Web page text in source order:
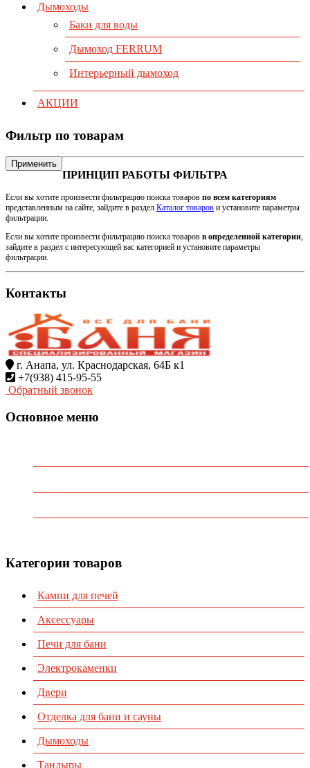
Дымоходы
Баки для воды
Дымоход FERRUM
Интерьерный дымоход
АКЦИИ
Фильтр по товарам
Применить
ПРИНЦИП РАБОТЫ ФИЛЬТРА
Если вы хотите произвести фильтрацию поиска товаров по всем категориям
представленным на сайте, зайдите в раздел Каталог товаров и установите параметры
фильтрации.
Если вы хотите произвести фильтрацию поиска товаров в определенной категории,
зайдите в раздел с интересующей вас категорией и установите параметры
фильтрации.
Контакты
г. Анапа, ул. Краснодарская, 64Б к1
+7(938) 415-95-55
Обратный звонок
Основное меню
Категории товаров
Камни для печей
Аксессуары
Печи для бани
Электрокаменки
Двери
Отделка для бани и сауны
Дымоходы
Тандыры